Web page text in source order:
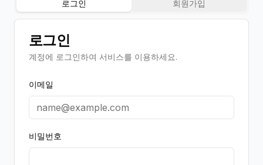
로그인 회원가입
로그인
계정에 로그인하여 서비스를 이용하세요.
이메일
비밀번호